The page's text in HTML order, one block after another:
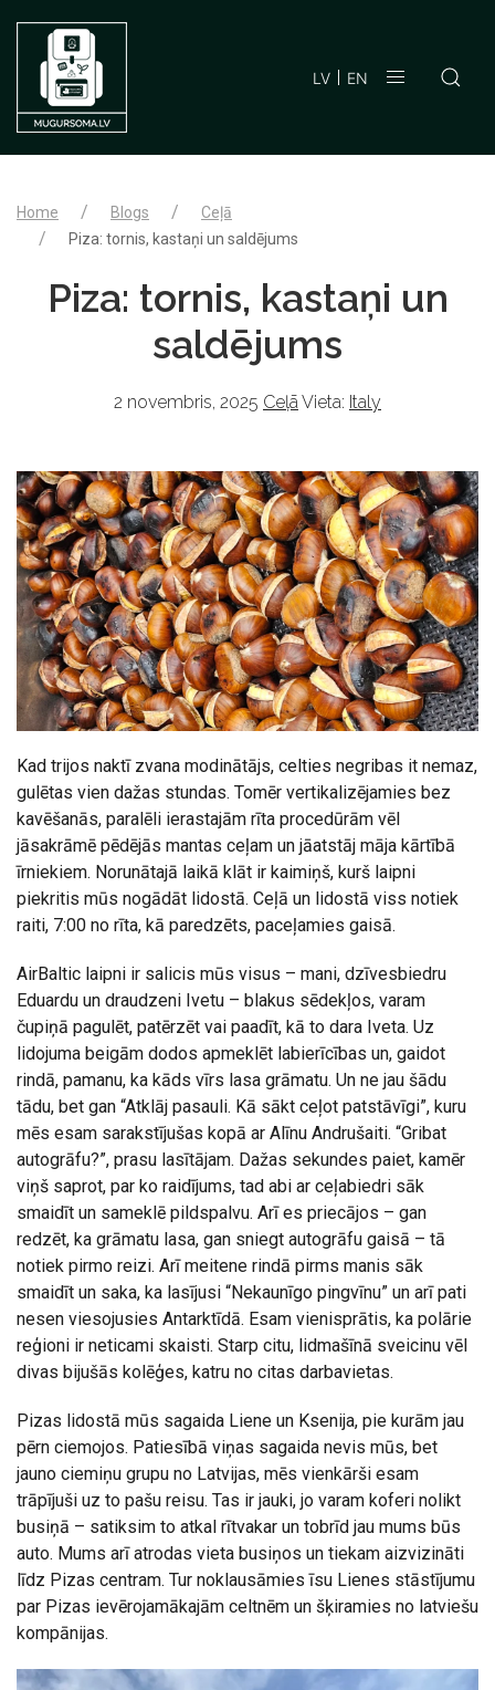
LV EN
Home Blogs
Ceļā
Piza: tornis, kastaņi un saldējums
Piza: tornis, kastaņi un
saldējums
2 novembris, 2025 CeļāVieta: Italy
Kad trijos naktī zvana modinātājs, celties negribas it nemaz,
gulētas vien dažas stundas. Tomēr vertikalizējamies bez
kavēšanās, paralēli ierastajām rīta procedūrām vēl
jāsakrāmē pēdējās mantas ceļam un jāatstāj māja kārtībā
īrniekiem. Norunātajā laikā klāt ir kaimiņš, kurš laipni
piekritis mūs nogādāt lidostā. Ceļā un lidostā viss notiek
raiti, 7:00 no rīta, kā paredzēts, paceļamies gaisā.
AirBaltic laipni ir salicis mūs visus – mani, dzīvesbiedru
Eduardu un draudzeni Ivetu – blakus sēdekļos, varam
čupiņā pagulēt, patērzēt vai paadīt, kā to dara Iveta. Uz
lidojuma beigām dodos apmeklēt labierīcības un, gaidot
rindā, pamanu, ka kāds vīrs lasa grāmatu. Un ne jau šādu
tādu, bet gan “Atklāj pasauli. Kā sākt ceļot patstāvīgi”, kuru
mēs esam sarakstījušas kopā ar Alīnu Andrušaiti. “Gribat
autogrāfu?”, prasu lasītājam. Dažas sekundes paiet, kamēr
viņš saprot, par ko raidījums, tad abi ar ceļabiedri sāk
smaidīt un sameklē pildspalvu. Arī es priecājos – gan
redzēt, ka grāmatu lasa, gan sniegt autogrāfu gaisā – tā
notiek pirmo reizi. Arī meitene rindā pirms manis sāk
smaidīt un saka, ka lasījusi “Nekaunīgo pingvīnu” un arī pati
nesen viesojusies Antarktīdā. Esam vienisprātis, ka polārie
reģioni ir neticami skaisti. Starp citu, lidmašīnā sveicinu vēl
divas bijušās kolēģes, katru no citas darbavietas.
Pizas lidostā mūs sagaida Liene un Ksenija, pie kurām jau
pērn ciemojos. Patiesībā viņas sagaida nevis mūs, bet
jauno ciemiņu grupu no Latvijas, mēs vienkārši esam
trāpījuši uz to pašu reisu. Tas ir jauki, jo varam koferi nolikt
busiņā – satiksim to atkal rītvakar un tobrīd jau mums būs
auto. Mums arī atrodas vieta busiņos un tiekam aizvizināti
līdz Pizas centram. Tur noklausāmies īsu Lienes stāstījumu
par Pizas ievērojamākajām celtnēm un šķiramies no latviešu
kompānijas.